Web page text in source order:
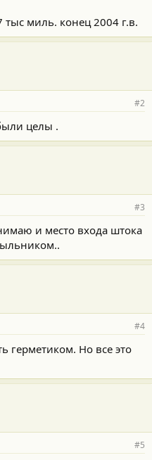
миль. конец 2004 г.в.
#2
целы .
#3
и место входа штока
#4
герметиком. Но все это
#5